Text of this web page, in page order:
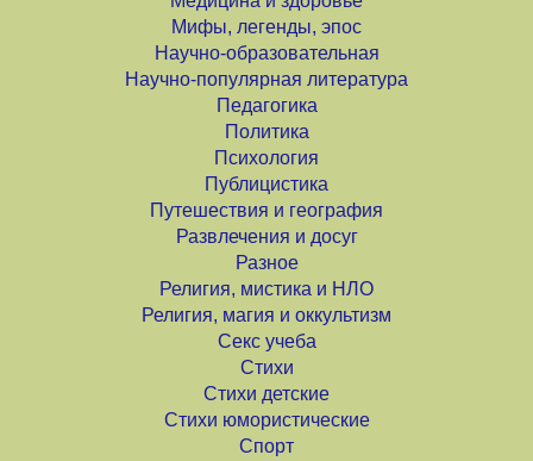
Мифы, легенды, эпос
Научно-образовательная
Научно-популярная литература
Педагогика
Политика
Психология
Публицистика
Путешествия и география
Развлечения и досуг
Разное
Религия, мистика и НЛО
Религия, магия и оккультизм
Секс учеба
Стихи
Стихи детские
Стихи юмористические
Спорт